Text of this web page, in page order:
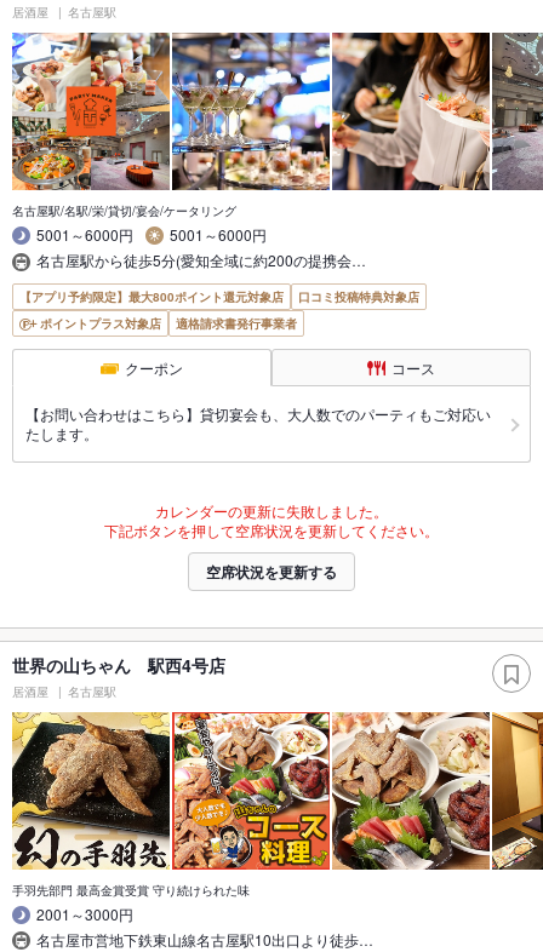
居酒屋 名古屋駅
名古屋駅/名駅/栄/貸切/宴会/ケータリング
5001～6000円
5001～6000円
名古屋駅から徒歩5分(愛知全域に約200の提携会…
【アプリ予約限定】最大800ポイント還元対象店
口コミ投稿特典対象店
ポイントプラス対象店
適格請求書発行事業者
クーポン コース
【お問い合わせはこちら】貸切宴会も、大人数でのパーティもご対応い
たします。
カレンダーの更新に失敗しました。
下記ボタンを押して空席状況を更新してください。
空席状況を更新する
世界の山ちゃん 駅西4号店
居酒屋 名古屋駅
手羽先部門 最高金賞受賞 守り続けられた味
2001～3000円
名古屋市営地下鉄東山線名古屋駅10出口より徒歩…